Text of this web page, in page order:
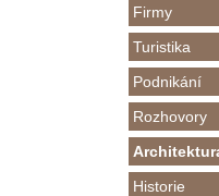
Firmy
Turistika
Podnikání
Rozhovory
Historie